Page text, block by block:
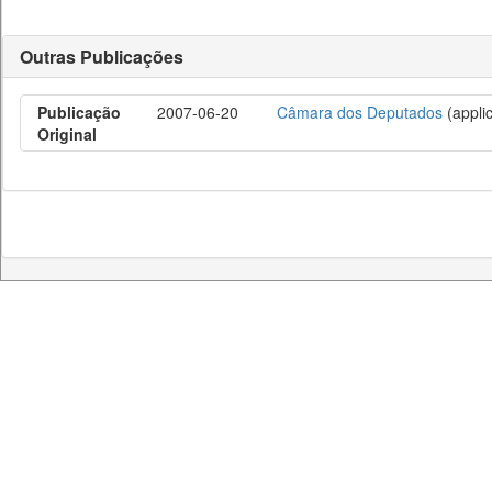
Outras Publicações
Publicação
Original
2007-06-20 Câmara dos Deputados